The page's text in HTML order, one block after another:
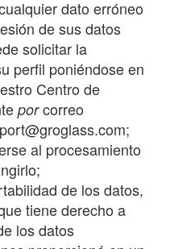
dato erróneo
de sus datos
solicitar la
perfil poniéndose en
Centro de
porcorreo
al procesamiento
de los datos,
tiene derecho a
los datos